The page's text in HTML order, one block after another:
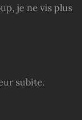
je ne vis plus
subite.